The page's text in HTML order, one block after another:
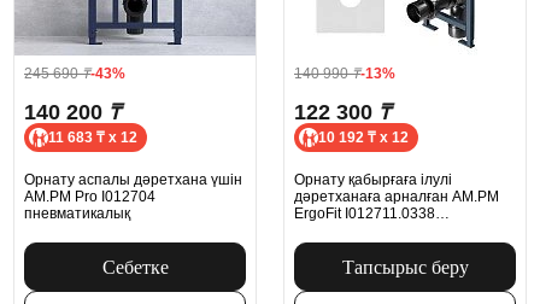
245 690₸-43%
140 200 ₸
11 683 ₸ x 12
Орнату аспалы дәретхана үшін
AM.PM Pro I012704
пневматикалық
Себетке
140 990₸-13%
122 300 ₸
10 192 ₸ x 12
Орнату қабырғаға ілулі
дәретханаға арналған AM.PM
ErgoFit I012711.0338
ErgoFit M, қара күңгірт
Тапсырыс беру